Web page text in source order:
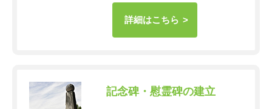
詳細はこちら
記念碑・慰霊碑の建立